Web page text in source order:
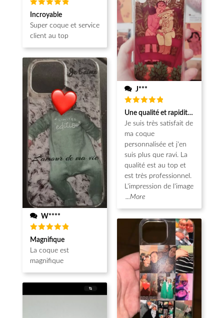
Note5
sur 5
Incroyable
Super coque et service
client au top
W****
Note5
sur 5
Magnifique
La coque est
magnifique
J***
Note5
sur 5
Une qualité et rapidité au top!
Je suis très satisfait de
ma coque
personnalisée et j'en
suis plus que ravi. La
qualité est au top et
est très professionnel.
L'impression de l'image
...More